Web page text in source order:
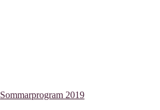
Sommarprogram 2019